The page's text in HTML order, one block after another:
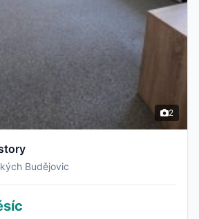
2
Budějovic